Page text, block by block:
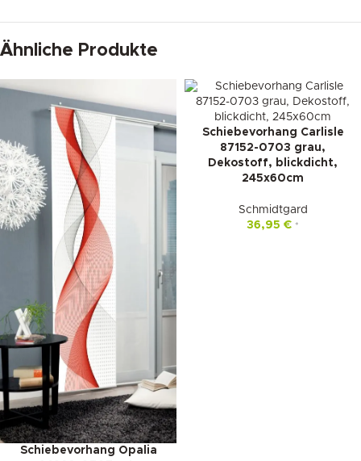
Ähnliche Produkte
Schiebevorhang Opalia
Schiebevorhang Carlisle
87152-0703 grau,
Dekostoff, blickdicht,
245x60cm
Schmidtgard
36,95 € *